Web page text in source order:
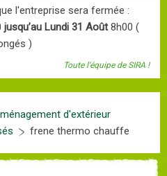
l'entreprise sera fermée :
jusqu’au Lundi 31 Août8h00 (
)
Toute l'équipe de SIRA !
d'extérieur
frene thermo chauffe